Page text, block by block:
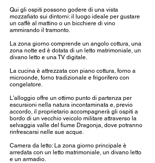
Qui gli ospiti possono godere di una vista
mozzafiato sui dintorni: il luogo ideale per gustare
un caffè al mattino o un bicchiere di vino
ammirando il tramonto.
La zona giorno comprende un angolo cottura, una
zona notte ed è dotata di un letto matrimoniale, un
divano letto e una TV digitale.
La cucina è attrezzata con piano cottura, forno a
microonde, forno tradizionale e frigorifero con
congelatore.
L'alloggio offre un ottimo punto di partenza per
escursioni nella natura incontaminata e, previo
accordo, il proprietario accompagnerà gli ospiti a
bordo di un vecchio veicolo militare attraverso la
selvaggia valle del fiume Dragonja, dove potranno
rinfrescarsi nelle sue acque.
Camera da letto: La zona giorno principale è
arredata con un letto matrimoniale, un divano letto
e un armadio.